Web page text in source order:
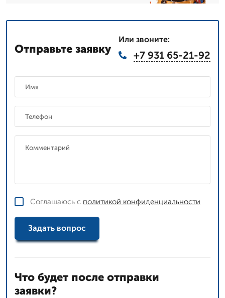
Отправьте заявку
Или звоните:
+7 931 65-21-92
Соглашаюсь с политикой конфиденциальности
Задать вопрос
Что будет после отправки
заявки?